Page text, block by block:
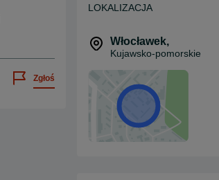
Zgłoś
LOKALIZACJA
Włocławek,
Kujawsko-pomorskie